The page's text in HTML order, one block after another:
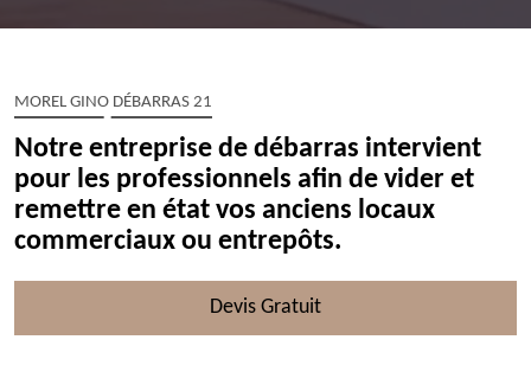
MOREL GINO DÉBARRAS 21
Notre entreprise de débarras intervient
pour les professionnels afin de vider et
remettre en état vos anciens locaux
commerciaux ou entrepôts.
Devis Gratuit